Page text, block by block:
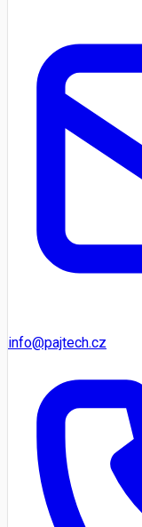
info@pajtech.cz